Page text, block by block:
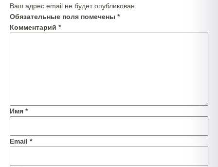
Ваш адрес email не будет опубликован.
Обязательные поля помечены *
Комментарий *
Имя *
Email *